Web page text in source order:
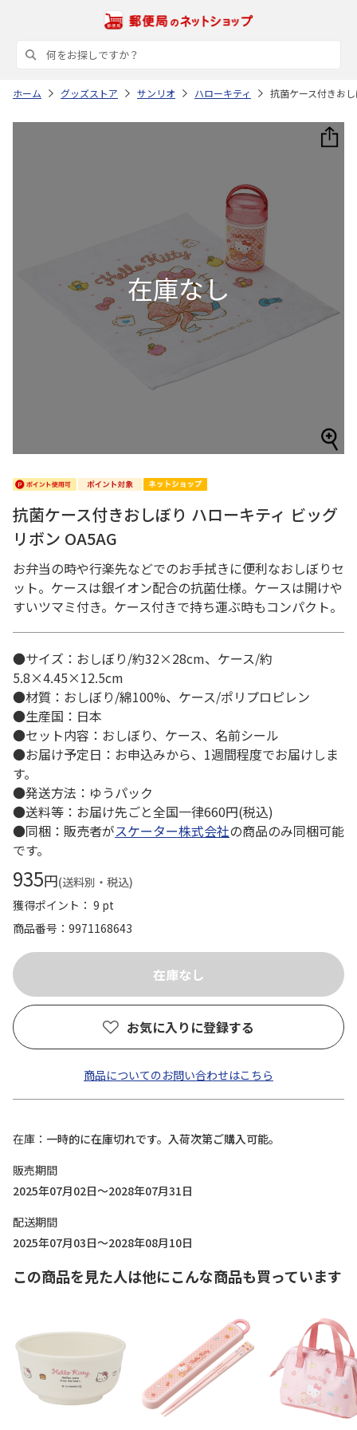
ホーム グッズストア サンリオ ハローキティ 抗菌ケース付きお
抗菌ケース付きおしぼり ハローキティ ビッグ
リボン OA5AG
お弁当の時や行楽先などでのお手拭きに便利なおしぼりセ
ット。ケースは銀イオン配合の抗菌仕様。ケースは開けや
すいツマミ付き。ケース付きで持ち運ぶ時もコンパクト。
●サイズ：おしぼり/約32×28cm、ケース/約
5.8×4.45×12.5cm
●材質：おしぼり/綿100%、ケース/ポリプロピレン
●生産国：日本
●セット内容：おしぼり、ケース、名前シール
●お届け予定日：お申込みから、1週間程度でお届けしま
す。
●発送方法：ゆうパック
●送料等：お届け先ごと全国一律660円(税込)
●同梱：販売者がスケーター株式会社の商品のみ同梱可能
です。
935円(送料別・税込)
獲得ポイント： 9 pt
商品番号
9971168643
お気に入りに登録する
商品についてのお問い合わせはこちら
在庫
一時的に在庫切れです。入荷次第ご購入可能。
販売期間
2025年07月02日～2028年07月31日
配送期間
2025年07月03日～2028年08月10日
この商品を見た人は他にこんな商品も買っています